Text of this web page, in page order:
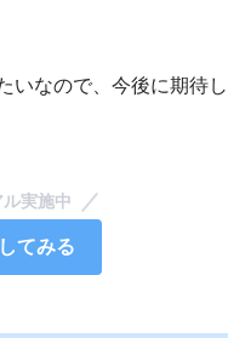
いなので、今後に期待し
実施中
てみる